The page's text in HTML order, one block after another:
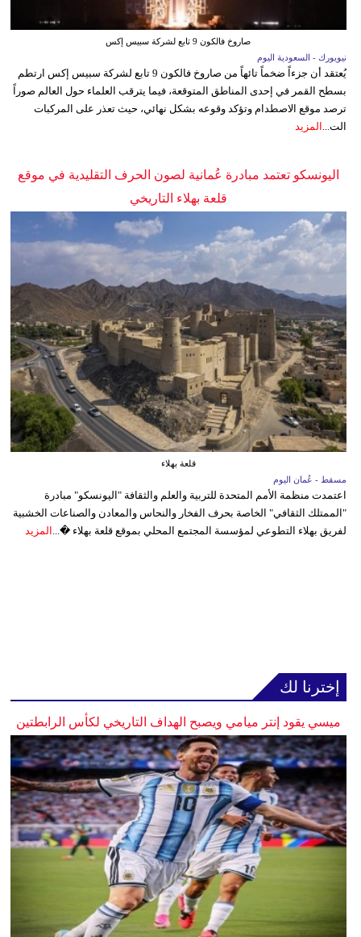
صاروخ فالكون 9 تابع لشركة سبيس إكس
نيويورك - السعودية اليوم
يُعتقد أن جزءاً ضخماً تائهاً من صاروخ فالكون 9 تابع لشركة سبيس إكس ارتطم
بسطح القمر في إحدى المناطق المتوقعة، فيما يترقب العلماء حول العالم صوراً
ترصد موقع الاصطدام وتؤكد وقوعه بشكل نهائي، حيث تعذر على المركبات
الت... المزيد
اليونسكو تعتمد مبادرة عُمانية لصون الحرف التقليدية في موقع
قلعة بهلاء التاريخي
قلعة بهلاء
مسقط - عُمان اليوم
اعتمدت منظمة الأمم المتحدة للتربية والعلم والثقافة "اليونسكو" مبادرة
"الممتلك الثقافي" الخاصة بحرف الفخار والنحاس والمعادن والصناعات الخشبية
لفريق بهلاء التطوعي لمؤسسة المجتمع المحلي بموقع قلعة بهلاء �... المزيد
إخترنا لك
ميسي يقود إنتر ميامي ويصبح الهداف التاريخي لكأس الرابطتين